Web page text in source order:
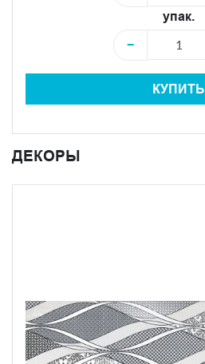
упак.
−
КУПИТЬ
ДЕКОРЫ